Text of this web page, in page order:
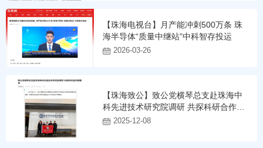
【珠海电视台】月产能冲刺500万条 珠
海半导体“质量中继站”中科智存投运
2026-03-26
【珠海致公】致公党横琴总支赴珠海中
科先进技术研究院调研 共探科研合作新
路径2025-12-08